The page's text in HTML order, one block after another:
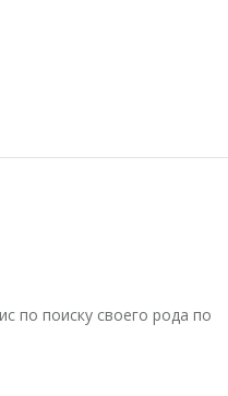
по поиску своего рода по